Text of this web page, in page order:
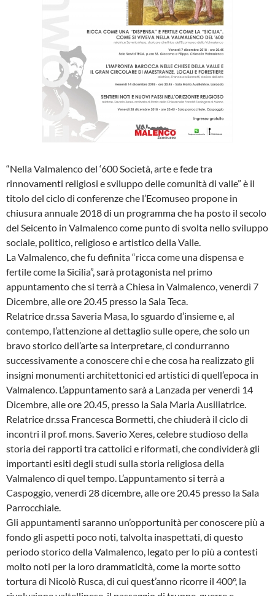
“Nella Valmalenco del ‘600 Società, arte e fede tra
rinnovamenti religiosi e sviluppo delle comunità di valle” è il
titolo del ciclo di conferenze che l’Ecomuseo propone in
chiusura annuale 2018 di un programma che ha posto il secolo
del Seicento in Valmalenco come punto di svolta nello sviluppo
sociale, politico, religioso e artistico della Valle.
La Valmalenco, che fu definita “ricca come una dispensa e
fertile come la Sicilia”, sarà protagonista nel primo
appuntamento che si terrà a Chiesa in Valmalenco, venerdì 7
Dicembre, alle ore 20.45 presso la Sala Teca.
Relatrice dr.ssa Saveria Masa, lo sguardo d’insieme e, al
contempo, l’attenzione al dettaglio sulle opere, che solo un
bravo storico dell’arte sa interpretare, ci condurranno
successivamente a conoscere chi e che cosa ha realizzato gli
insigni monumenti architettonici ed artistici di quell’epoca in
Valmalenco. L’appuntamento sarà a Lanzada per venerdì 14
Dicembre, alle ore 20.45, presso la Sala Maria Ausiliatrice.
Relatrice dr.ssa Francesca Bormetti, che chiuderà il ciclo di
incontri il prof. mons. Saverio Xeres, celebre studioso della
storia dei rapporti tra cattolici e riformati, che condividerà gli
importanti esiti degli studi sulla storia religiosa della
Valmalenco di quel tempo. L’appuntamento si terrà a
Caspoggio, venerdì 28 dicembre, alle ore 20.45 presso la Sala
Parrocchiale.
Gli appuntamenti saranno un’opportunità per conoscere più a
fondo gli aspetti poco noti, talvolta inaspettati, di questo
periodo storico della Valmalenco, legato per lo più a contesti
molto noti per la loro drammaticità, come la morte sotto
tortura di Nicolò Rusca, di cui quest’anno ricorre il 400°, la